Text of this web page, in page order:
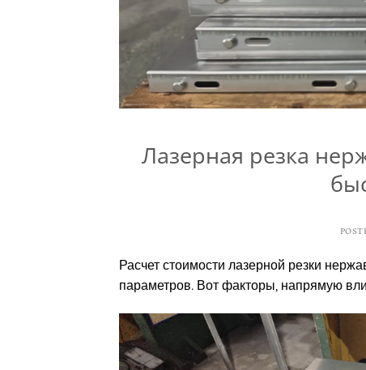
Лазерная резка
Расчет стоимости лазерной резки
параметров. Вот факторы, напрямую